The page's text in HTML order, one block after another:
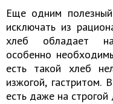
Еще одним
исключать из
хлеб обладает
особенно
есть такой хлеб
изжогой, гастритом.
есть даже на строгой